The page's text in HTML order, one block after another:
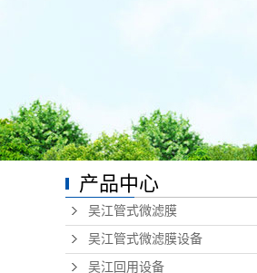
产品中心
吴江管式微滤膜
吴江管式微滤膜设备
吴江回用设备